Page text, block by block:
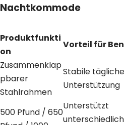
Nachtkommode
Produktfunkti
on
Vorteil für
Zusammenklap
pbarer
Stahlrahmen
Stabile tägliche
Unterstützung
500 Pfund / 650
Unterstützt